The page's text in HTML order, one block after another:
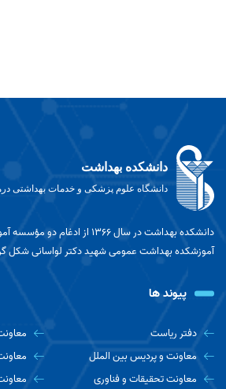
دانشکده بهداشت
دانشگاه علوم پزشکی و خدمات بهداشتی
دانشکده بهداشت در سال ۱۳۶۶ از
آموزشکده بهداشت عمومی شهید دکتر لواسانی شکل
پیوند ها
دفتر ریاست
معاونت و پردیس بین الملل
معاونت تحقیقات و فناوری